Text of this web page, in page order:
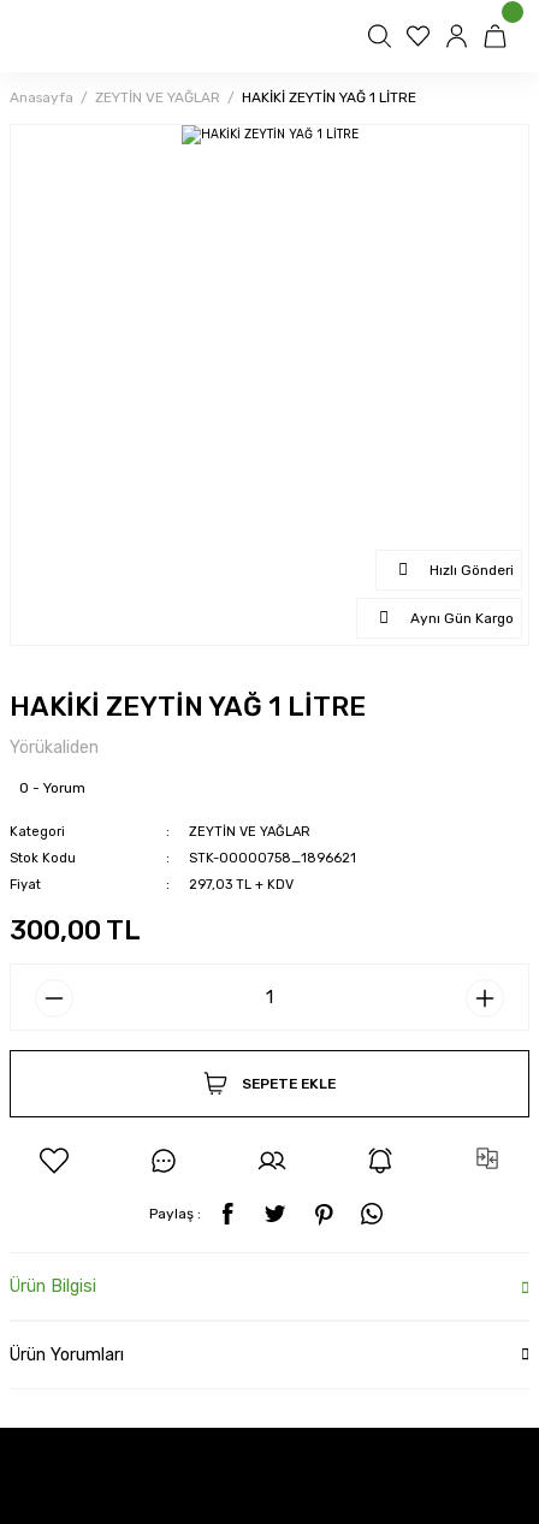
Anasayfa ZEYTİN VE YAĞLAR HAKİKİ ZEYTİN YAĞ 1 LİTRE
Hızlı Gönderi
Aynı Gün Kargo
HAKİKİ ZEYTİN YAĞ 1 LİTRE
Yörükaliden
0 - Yorum
Kategori
ZEYTİN VE YAĞLAR
Stok Kodu
STK-00000758_1896621
Fiyat
297,03 TL + KDV
300,00 TL
SEPETE EKLE
Paylaş :
Ürün Bilgisi
Ürün Yorumları